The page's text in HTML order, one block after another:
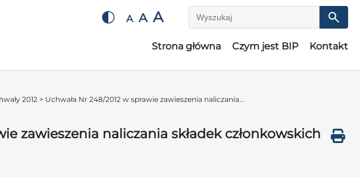
A A A Wyszukaj
Strona główna Czym jest BIP Kontakt
2012 > Uchwała Nr 248/2012 w sprawie zawieszenia naliczania...
zawieszenia naliczania składek członkowskich